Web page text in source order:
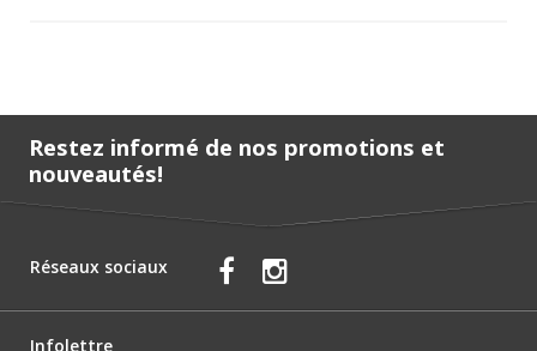
Restez informé de nos promotions et
nouveautés!
Réseaux sociaux
Infolettre